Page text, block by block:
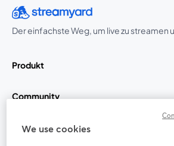
Der einfachste Weg, um live zu streamen
Produkt
Community
StreamYard für
We use cookies